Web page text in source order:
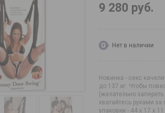
9 280 руб.
Нет в наличии
Новинка - секс
до 137 кг. Чтобы
(желательно
хватайтесь руками
упаковки - 44 х 17 х